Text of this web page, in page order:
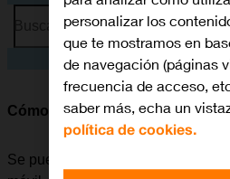
Busca por problema o tema
Cómo copiar contactos entre la
Se pueden copiar los contactos
personalizar los
que te mostramos en
de navegación (páginas
frecuencia de acceso,
saber más, echa un
política de cookies.